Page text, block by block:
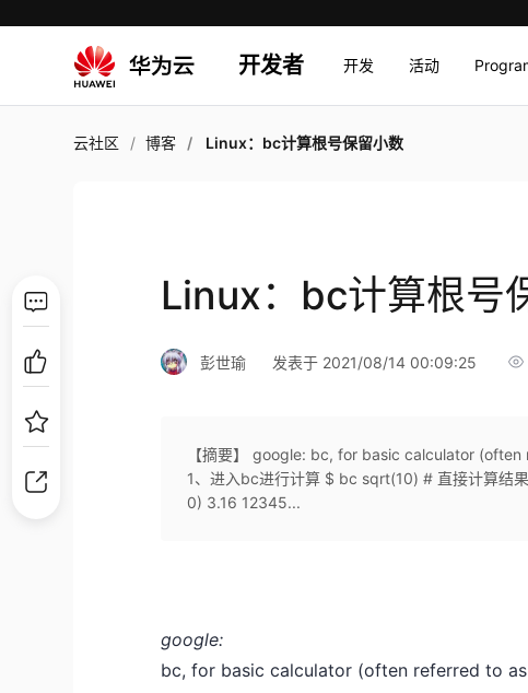
开发者 开发 活动
云社区 博客 Linux：bc计算根号保留小数
Linux：bc计算根号
彭世瑜 发表于 2021/08/14 00:09:25
【摘要】 google: bc, for basic calculator
1、进入bc进行计算 $ bc sqrt(10) # 直接计算结
0) 3.16 12345...
google:
bc, for basic calculator (often referred to